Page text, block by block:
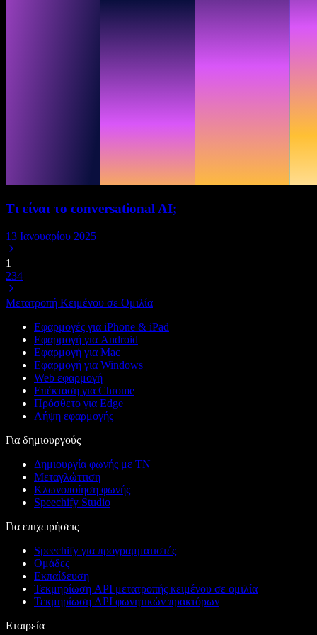
Τι είναι το conversational AI;
13 Ιανουαρίου 2025
1
234
Μετατροπή Κειμένου σε Ομιλία
Εφαρμογές για iPhone & iPad
Εφαρμογή για Android
Εφαρμογή για Mac
Εφαρμογή για Windows
Web εφαρμογή
Επέκταση για Chrome
Πρόσθετο για Edge
Λήψη εφαρμογής
Για δημιουργούς
Δημιουργία φωνής με ΤΝ
Μεταγλώττιση
Κλωνοποίηση φωνής
Speechify Studio
Για επιχειρήσεις
Speechify για προγραμματιστές
Ομάδες
Εκπαίδευση
Τεκμηρίωση API μετατροπής κειμένου σε ομιλία
Τεκμηρίωση API φωνητικών πρακτόρων
Εταιρεία